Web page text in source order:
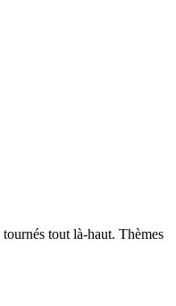
tout là-haut. Thèmes